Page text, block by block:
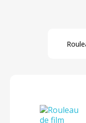
Par prix